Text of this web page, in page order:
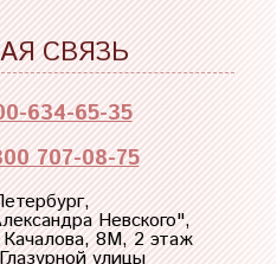
СВЯЗЬ
634-65-35
707-08-75
Невского",
8М, 2 этаж
улицы